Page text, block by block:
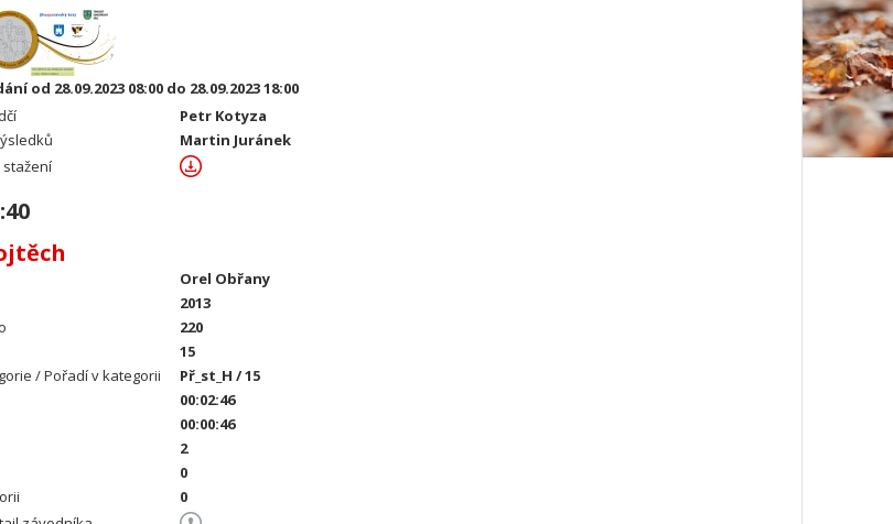
od 28.09.2023 08:00 do 28.09.2023 18:00
Petr Kotyza
Martin Juránek
stažení
Orel Obřany
2013
220
15
/ Pořadí v kategorii
Př_st_H / 15
00:02:46
00:00:46
2
0
0